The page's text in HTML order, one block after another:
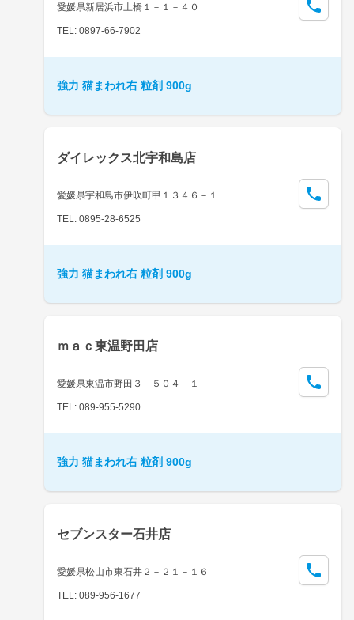
愛媛県新居浜市土橋１－１－４０
TEL: 0897-66-7902
強力 猫まわれ右 粒剤 900g
ダイレックス北宇和島店
愛媛県宇和島市伊吹町甲１３４６－１
TEL: 0895-28-6525
強力 猫まわれ右 粒剤 900g
ｍａｃ東温野田店
愛媛県東温市野田３－５０４－１
TEL: 089-955-5290
強力 猫まわれ右 粒剤 900g
セブンスター石井店
愛媛県松山市東石井２－２１－１６
TEL: 089-956-1677